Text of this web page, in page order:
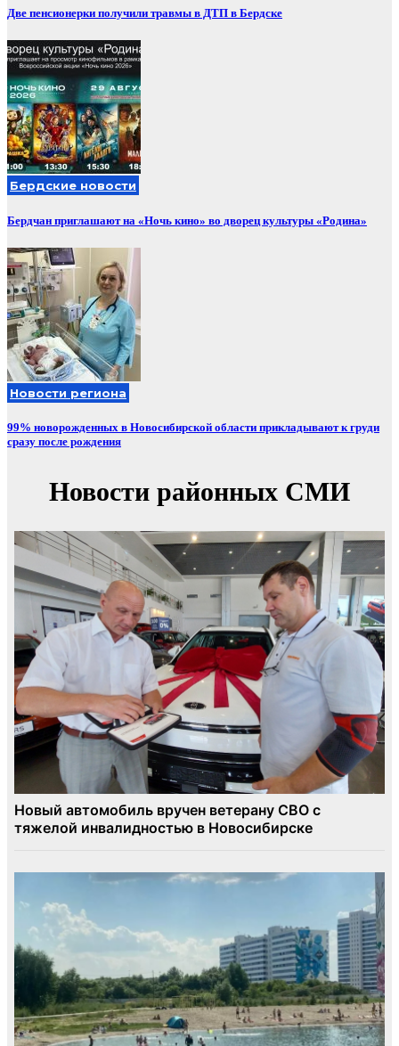
Две пенсионерки получили травмы в ДТП в Бердске
Бердские новости
Бердчан приглашают на «Ночь кино» во дворец культуры «Родина»
Новости региона
99% новорожденных в Новосибирской области прикладывают к груди
сразу после рождения